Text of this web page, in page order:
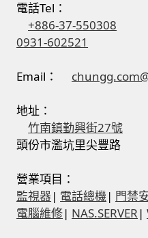
電話Tel：
+886-37-550308
0931-602521
Email：
地址：
竹南鎮勤興街27號
頭份市濫坑里尖豐路
營業項目：
監視器| 電話總機| 門禁
電腦維修| NAS.SERVER |